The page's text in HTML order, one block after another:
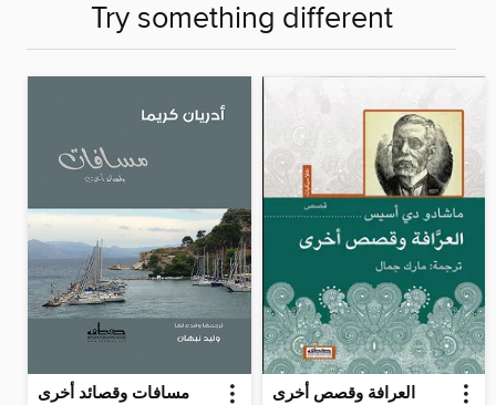
Try something different
مسافات وقصائد أخرى العرافة وقصص أخرى